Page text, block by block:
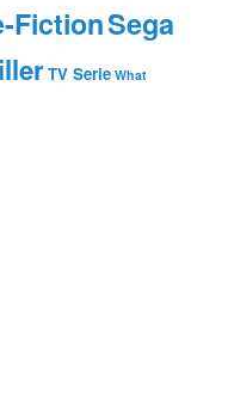
FictionSega
TV Serie What